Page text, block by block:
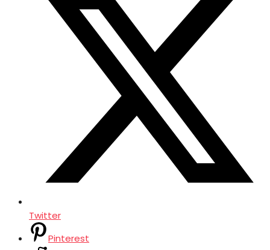
Twitter
Pinterest